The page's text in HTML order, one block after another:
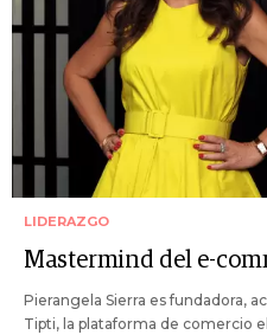
LIDERAZGO
Mastermind del e-
Pierangela Sierra es fundadora,
Tipti, la plataforma de comercio